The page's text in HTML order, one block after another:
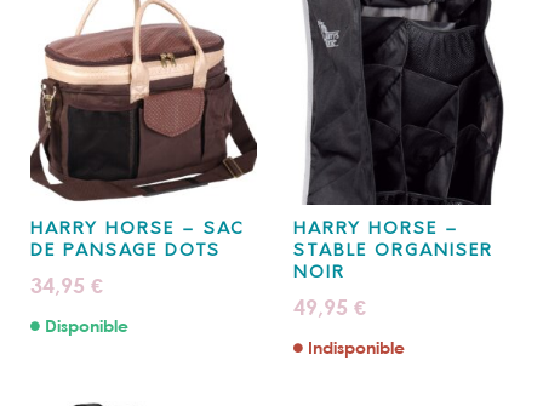
HARRY HORSE – SAC
DE PANSAGE DOTS
34,95 €
Disponible
HARRY HORSE –
STABLE ORGANISER
NOIR
49,95 €
Indisponible